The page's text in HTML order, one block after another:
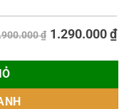
₫ 1.290.000₫